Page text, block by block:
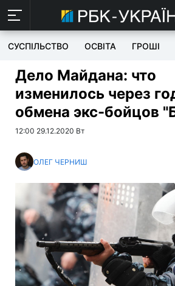
СУСПІЛЬСТВО ОСВІТА ГРОШІ
Дело Майдана: что
изменилось через
обмена экс-бойцов
12:00 29.12.2020 Вт
ОЛЕГ ЧЕРНИШ